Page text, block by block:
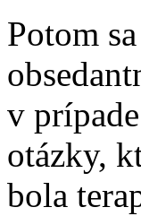
Potom
v
otázky,
bola